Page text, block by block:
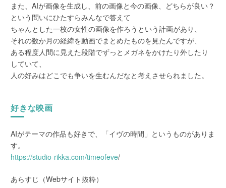
また、AIが画像を生成し、前の画像と今の画像、どちらが良い？
という問いにひたすらみんなで答えて
ちゃんとした一枚の女性の画像を作ろうという計画があり、
それの数か月の経緯を動画でまとめたものを見たんですが、
ある程度人間に見えた段階でずっとメガネをかけたり外したり
していて、
人の好みはどこでも争いを生むんだなと考えさせられました。
好きな映画
AIがテーマの作品も好きで、「イヴの時間」というものがありま
す。
https://studio-rikka.com/timeofeve/
あらすじ（Webサイト抜粋）